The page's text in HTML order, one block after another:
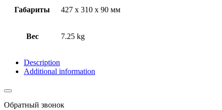
Габариты 427 x 310 x 90 мм
Вес 7.25 kg
Description
Additional information
Обратный звонок